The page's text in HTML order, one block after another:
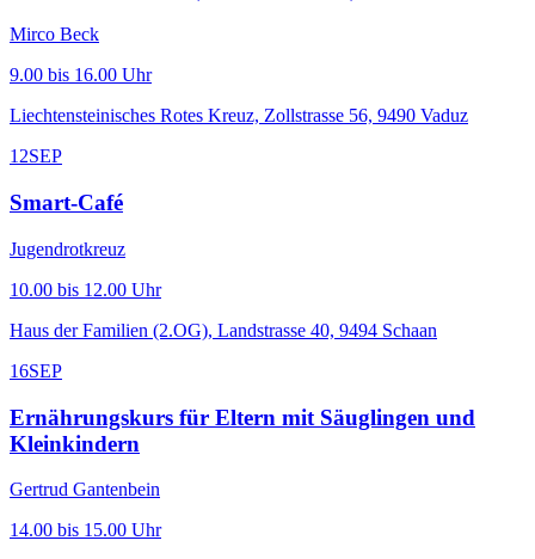
Mirco Beck
9.00 bis 16.00 Uhr
Liechtensteinisches Rotes Kreuz, Zollstrasse 56, 9490 Vaduz
12SEP
Smart-Café
Jugendrotkreuz
10.00 bis 12.00 Uhr
Haus der Familien (2.OG), Landstrasse 40, 9494 Schaan
16SEP
Ernährungskurs für Eltern mit Säuglingen und
Kleinkindern
Gertrud Gantenbein
14.00 bis 15.00 Uhr